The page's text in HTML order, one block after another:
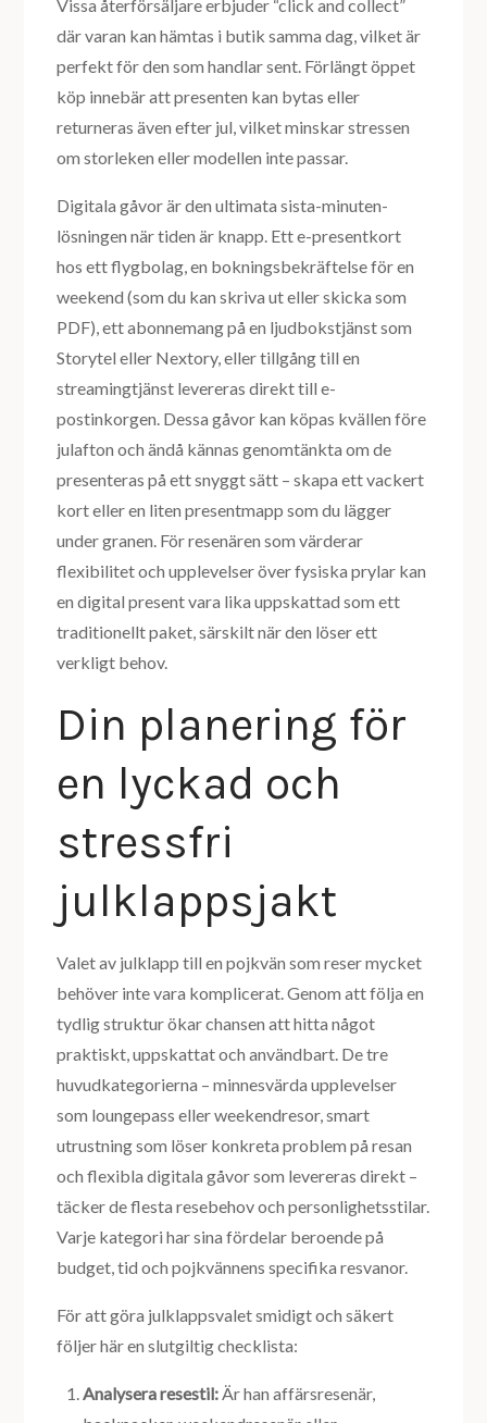
Vissa återförsäljare erbjuder “click and collect”
där varan kan hämtas i butik samma dag, vilket är
perfekt för den som handlar sent. Förlängt öppet
köp innebär att presenten kan bytas eller
returneras även efter jul, vilket minskar stressen
om storleken eller modellen inte passar.
Digitala gåvor är den ultimata sista-minuten-
lösningen när tiden är knapp. Ett e-presentkort
hos ett flygbolag, en bokningsbekräftelse för en
weekend (som du kan skriva ut eller skicka som
PDF), ett abonnemang på en ljudbokstjänst som
Storytel eller Nextory, eller tillgång till en
streamingtjänst levereras direkt till e-
postinkorgen. Dessa gåvor kan köpas kvällen före
julafton och ändå kännas genomtänkta om de
presenteras på ett snyggt sätt – skapa ett vackert
kort eller en liten presentmapp som du lägger
under granen. För resenären som värderar
flexibilitet och upplevelser över fysiska prylar kan
en digital present vara lika uppskattad som ett
traditionellt paket, särskilt när den löser ett
verkligt behov.
Din planering för
en lyckad och
stressfri
julklappsjakt
Valet av julklapp till en pojkvän som reser mycket
behöver inte vara komplicerat. Genom att följa en
tydlig struktur ökar chansen att hitta något
praktiskt, uppskattat och användbart. De tre
huvudkategorierna – minnesvärda upplevelser
som loungepass eller weekendresor, smart
utrustning som löser konkreta problem på resan
och flexibla digitala gåvor som levereras direkt –
täcker de flesta resebehov och personlighetsstilar.
Varje kategori har sina fördelar beroende på
budget, tid och pojkvännens specifika resvanor.
För att göra julklappsvalet smidigt och säkert
följer här en slutgiltig checklista:
Analysera resestil:Är han affärsresenär,